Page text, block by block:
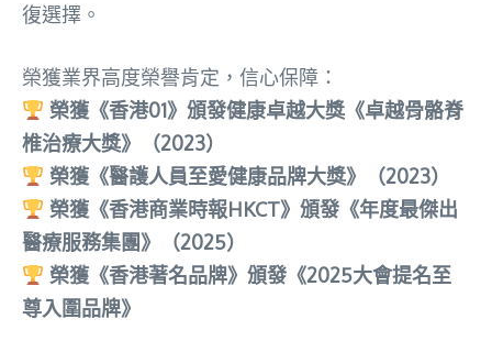
復選擇。
榮獲業界高度榮譽肯定，信心保障：
榮獲《香港01》頒發健康卓越大獎《卓越骨骼脊
椎治療大獎》（2023）
榮獲《醫護人員至愛健康品牌大獎》（2023）
榮獲《香港商業時報HKCT》頒發《年度最傑出
醫療服務集團》（2025）
榮獲《香港著名品牌》頒發《2025大會提名至
尊入圍品牌》